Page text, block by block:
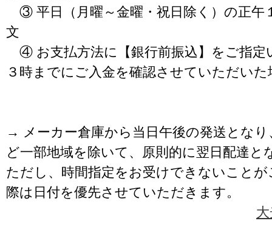
③ 平日（月曜～金曜・祝日除く）の正午
文
④ お支払方法に【銀行前振込】をご指定
３時までにご入金を確認させていただいた
→ メーカー倉庫から当日午後の発送となり
ど一部地域を除いて、原則的に翌日配達と
ただし、時間指定をお受けできないこと
際は日付を優先させていただきます。